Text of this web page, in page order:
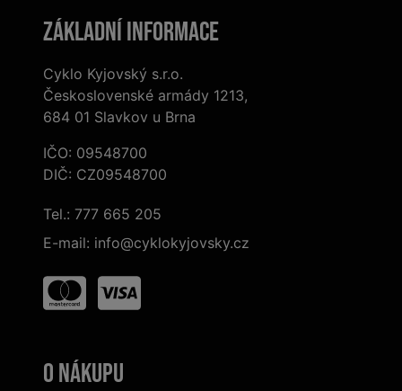
Základní informace
Cyklo Kyjovský s.r.o.
Československé armády 1213,
684 01 Slavkov u Brna
IČO: 09548700
DIČ: CZ09548700
Tel.: 777 665 205
E-mail: info@cyklokyjovsky.cz
O nákupu